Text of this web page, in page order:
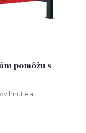
pomôžu s
a